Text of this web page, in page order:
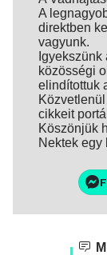
A
direktben
vagyunk.
közösségi
elindítottuk
cikkeit
Köszönjük
Nektek egy